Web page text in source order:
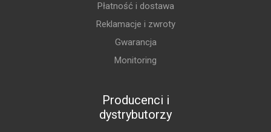
Płatność i dostawa
Reklamacje i zwroty
Gwarancja
Monitoring
Producenci i
dystrybutorzy